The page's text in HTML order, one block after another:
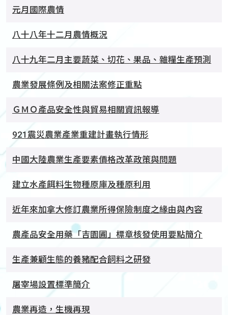
元月國際農情
八十八年十二月農情概況
八十九年二月主要蔬菜、切花、果品、雜糧生產預測
農業發展條例及相關法案修正重點
ＧＭＯ產品安全性與貿易相關資訊報導
921震災農業產業重建計畫執行情形
中國大陸農業生產要素價格改革政策與問題
建立水產餌料生物種原庫及種原利用
近年來加拿大修訂農業所得保險制度之緣由與內容
農產品安全用藥「吉園圃」標章核發使用要點簡介
生產兼顧生態的養豬配合飼料之研發
屠宰場設置標準簡介
農業再造，生機再現